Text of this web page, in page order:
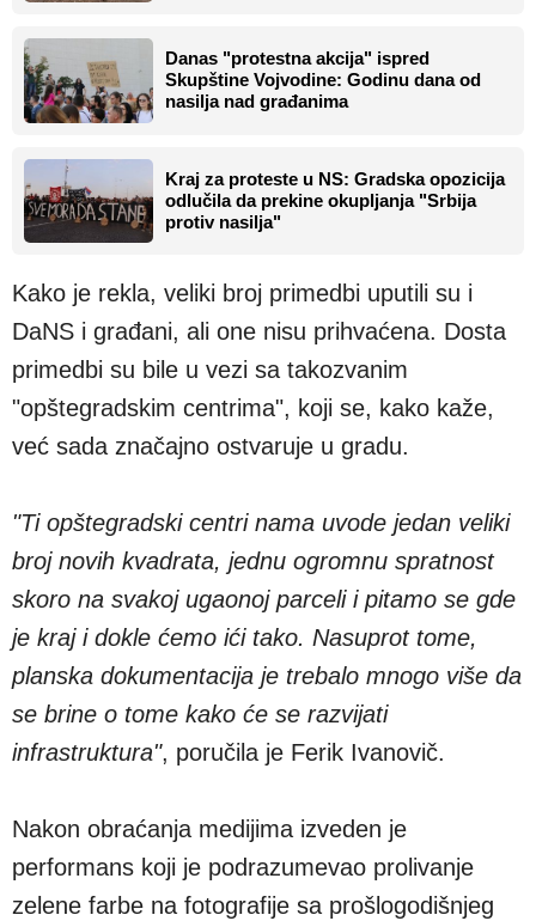
Danas "protestna akcija" ispred
Skupštine Vojvodine: Godinu dana od
nasilja nad građanima
Kraj za proteste u NS: Gradska opozicija
odlučila da prekine okupljanja "Srbija
protiv nasilja"
Kako je rekla, veliki broj primedbi uputili su i
DaNS i građani, ali one nisu prihvaćena. Dosta
primedbi su bile u vezi sa takozvanim
"opštegradskim centrima", koji se, kako kaže,
već sada značajno ostvaruje u gradu.
"Ti opštegradski centri nama uvode jedan veliki
broj novih kvadrata, jednu ogromnu spratnost
skoro na svakoj ugaonoj parceli i pitamo se gde
je kraj i dokle ćemo ići tako. Nasuprot tome,
planska dokumentacija je trebalo mnogo više da
se brine o tome kako će se razvijati
infrastruktura", poručila je Ferik Ivanovič.
Nakon obraćanja medijima izveden je
performans koji je podrazumevao prolivanje
zelene farbe na fotografije sa prošlogodišnjeg